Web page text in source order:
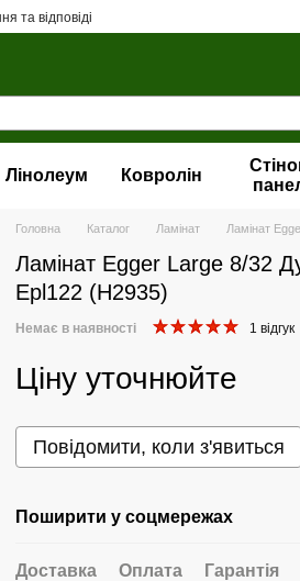
та відповіді
Лінолеум Ковролін
Головна Каталог Ламінат Ламінат
Ламінат Egger Large 8/32
Epl122 (H2935)
Немає в наявності 1 відгук
Ціну уточнюйте
Повідомити, коли з'явиться
Поширити у соцмережах
Доставка Оплата
Гарантія